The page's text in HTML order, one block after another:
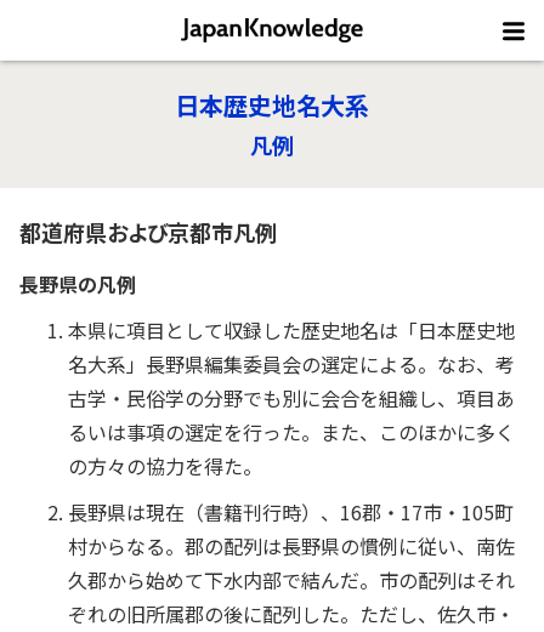
日本歴史地名大系
凡例
都道府県および京都市凡例
長野県の凡例
本県に項目として収録した歴史地名は「日本歴史地
名大系」長野県編集委員会の選定による。なお、考
古学・民俗学の分野でも別に会合を組織し、項目あ
るいは事項の選定を行った。また、このほかに多く
の方々の協力を得た。
長野県は現在（書籍刊行時）、16郡・17市・105町
村からなる。郡の配列は長野県の慣例に従い、南佐
久郡から始めて下水内部で結んだ。市の配列はそれ
ぞれの旧所属郡の後に配列した。ただし、佐久市・